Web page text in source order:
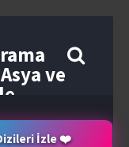
ve
İzle ❤️